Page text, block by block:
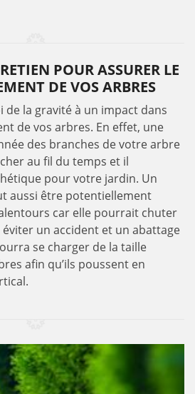
POUR ASSURER LE
DE VOS ARBRES
de la gravité à un impact dans
de vos arbres. En effet, une
des branches de votre arbre
au fil du temps et il
pour votre jardin. Un
aussi être potentiellement
car elle pourrait chuter
un accident et un abattage
se charger de la taille
afin qu’ils poussent en